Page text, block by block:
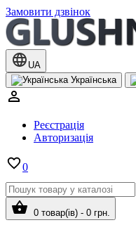
Замовити дзвінок
UA
Українська
Реєстрація
Авторизація
0
0 товар(ів) - 0 грн.